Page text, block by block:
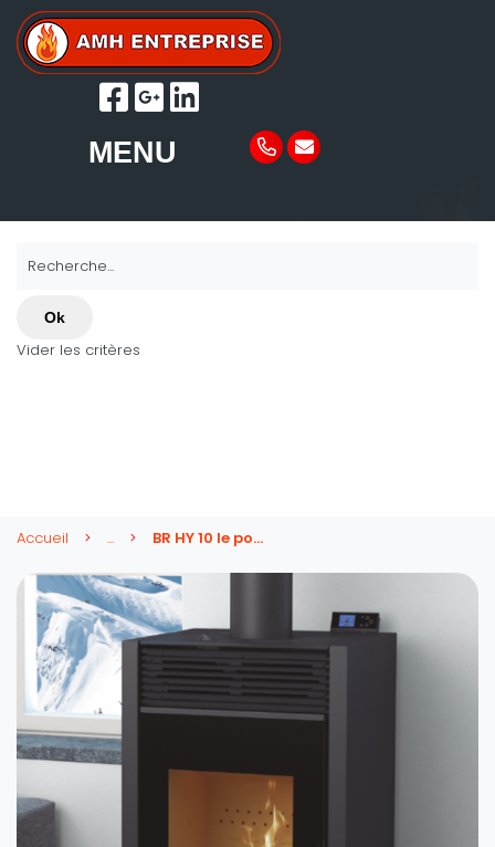
MENU
Recherche...
Ok
Vider les critères
Accueil ... BR HY 10 le poêle Hybride pellets/bûches 11,2 kw